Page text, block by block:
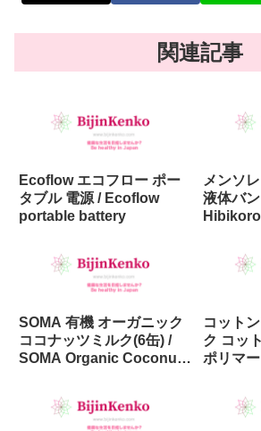
関連記事
Ecoflow エコフロー ポー
タブル 電源 / Ecoflow
portable battery
メンソ
液体バ
SOMA 有機 オーガニック
ココナッツミルク(6缶) /
SOMA Organic Coconut
コット
ク コッ
ポリマ